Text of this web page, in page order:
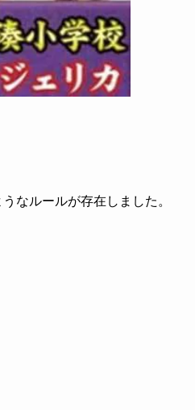
なルールが存在しました。